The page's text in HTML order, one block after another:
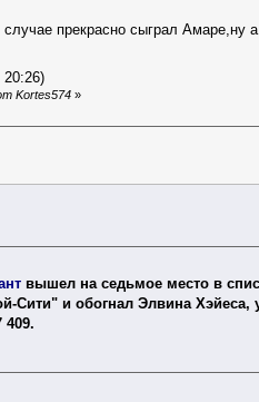
прекрасно сыграл Амаре,ну а
Kortes574»
вышел на седьмое место в
и обогнал Элвина Хэйеса,